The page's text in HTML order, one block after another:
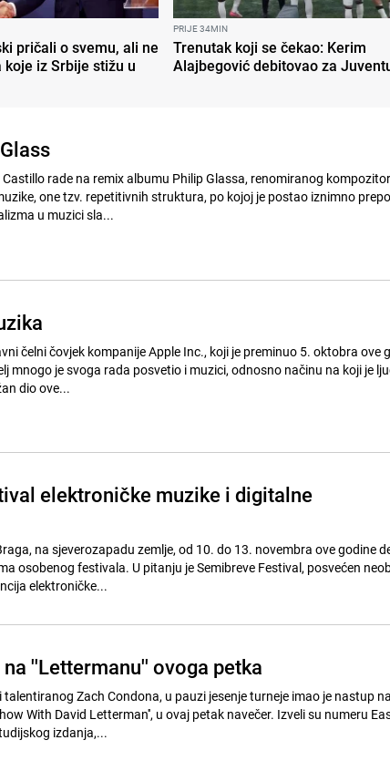
pričali o svemu, ali ne
iz Srbije stižu u
PRIJE 34MIN
Trenutak koji se čekao: Kerim
Alajbegović debitovao za
rade na remix albumu Philip Glassa, renomiranog
one tzv. repetitivnih struktura, po kojoj je postao iznimno
u muzici sla...
čelni čovjek kompanije Apple Inc., koji je preminuo 5. oktobra ove
mnogo je svoga rada posvetio i muzici, odnosno načinu na koji je
dio ove...
elektroničke muzike i digitalne
na sjeverozapadu zemlje, od 10. do 13. novembra ove godine
je Semibreve Festival, posvećen neobičnom
elektroničke...
''Lettermanu'' ovoga petka
Zach Condona, u pauzi jesenje turneje imao je nastup na
Letterman'', u ovaj petak navečer. Izveli su numeru East Harlem
izdanja,...